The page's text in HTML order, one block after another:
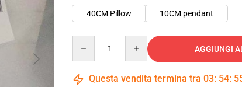
40CM Pillow
10CM pendant
AGGIUNGI
Questa vendita termina tra 03: 54: